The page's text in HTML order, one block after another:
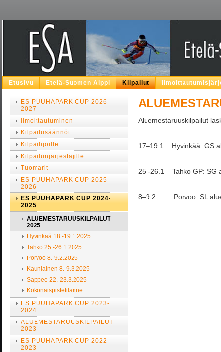
Etusivu Etelä-Suomen Alppi Kilpailut
Aluemestaruuskilpailut
17–19.1 Hyvinkää: GS
25.-26.1 Tahko GP: SG
8–9.2. Porvoo: SL
ES PUUHAPARK CUP 2026-
2027
Ilmoittautuminen
Kilpailusäännöt
Kilpailijoille
Kilpailunjärjestäjille
Tuomarit
ES PUUHAPARK CUP 2025-
2026
ES PUUHAPARK CUP 2024-
2025
ALUEMESTARUUSKILPAILUT
2025
Hyvinkää 18.-19.1.2025
Tahko 25.-26.1.2025
Porvoo 8.-9.2.2025
Kauniainen 8.-9.3.2025
Sappee 22.-23.3.2025
Kokonaispistetilanne
ES PUUHAPARK CUP 2023-
2024
ALUEMESTARUUSKILPAILUT
2023
ES PUUHAPARK CUP 2022-
2023